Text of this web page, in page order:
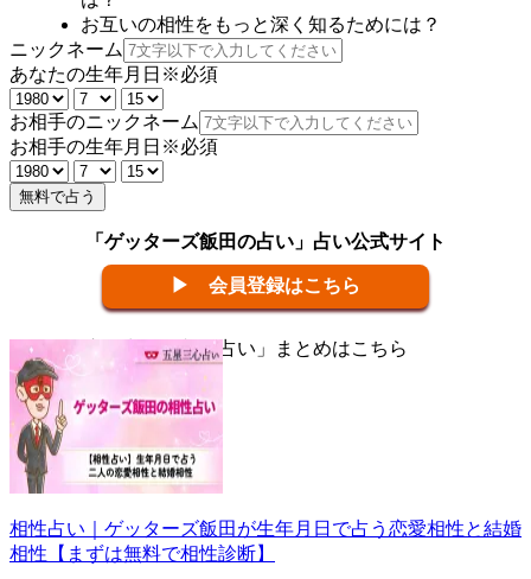
お互いの相性をもっと深く知るためには？
ニックネーム
あなたの生年月日 ※必須
お相手のニックネーム
お相手の生年月日 ※必須
無料で占う
「ゲッターズ飯田の占い」占い公式サイト
▶ 会員登録はこちら
▼五星三心で占う「相性占い」まとめはこちら
相性占い｜ゲッターズ飯田が生年月日で占う恋愛相性と結婚
相性【まずは無料で相性診断】